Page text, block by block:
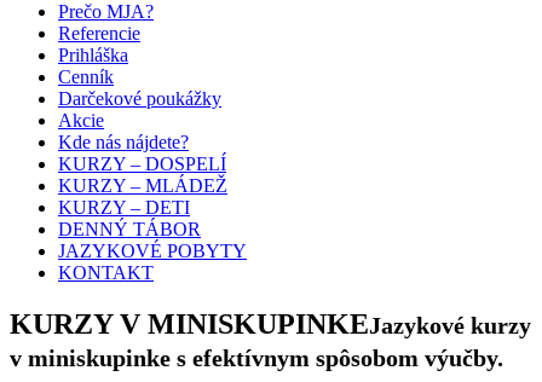
Prečo MJA?
Referencie
Prihláška
Cenník
Darčekové poukážky
Akcie
Kde nás nájdete?
KURZY – DOSPELÍ
KURZY – MLÁDEŽ
KURZY – DETI
DENNÝ TÁBOR
JAZYKOVÉ POBYTY
KONTAKT
KURZY V MINISKUPINKEJazykové kurzy
v miniskupinke s efektívnym spôsobom výučby.